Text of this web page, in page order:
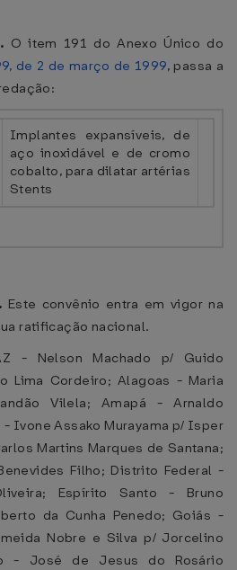
O item 191 do Anexo Único do
de 2 de março de 1999, passa a
Implantes expansíveis, de
aço inoxidável e de cromo
cobalto, para dilatar artérias
Stents
Este convênio entra em vigor na
ratificação nacional.
- Nelson Machado p/ Guido
Lima Cordeiro; Alagoas - Maria
Vilela; Amapá - Arnaldo
- Ivone Assako Murayama p/ Isper
Martins Marques de Santana;
Filho; Distrito Federal -
Espírito Santo - Bruno
da Cunha Penedo; Goiás -
Nobre e Silva p/ Jorcelino
- José de Jesus do Rosário